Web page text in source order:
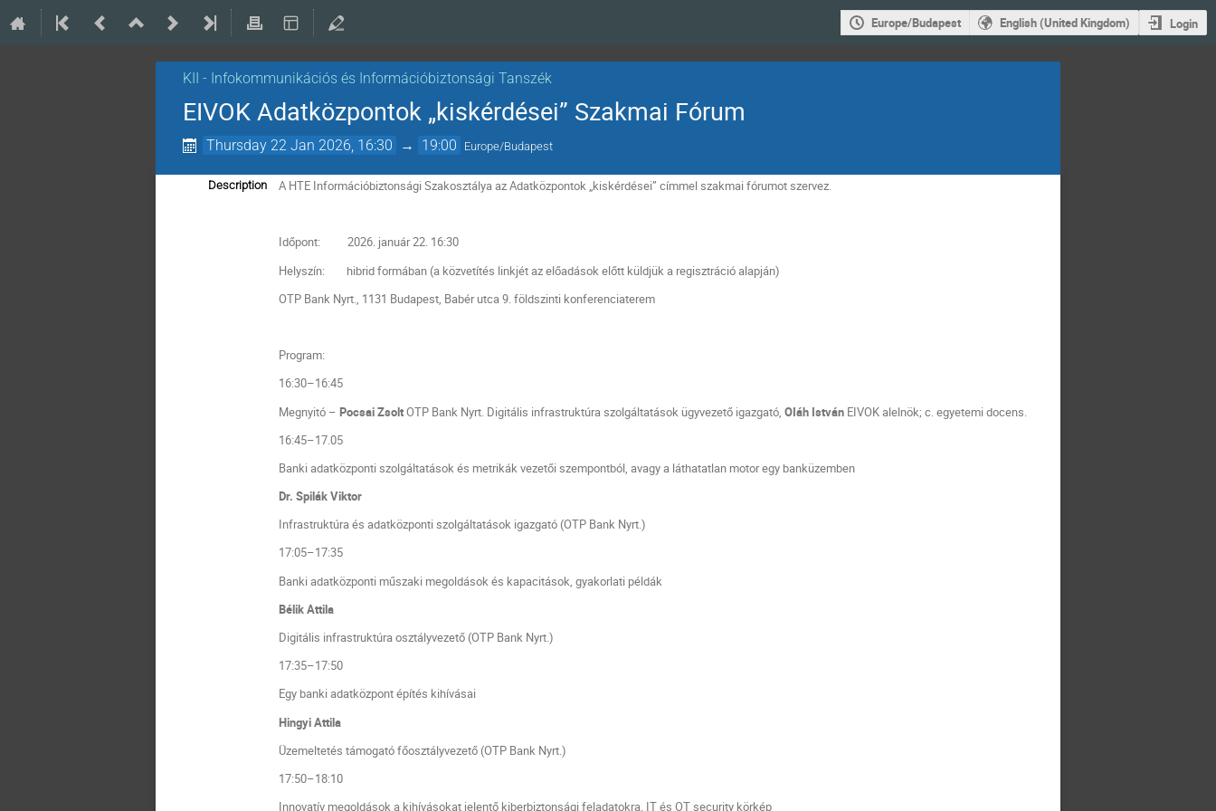
Europe/Budapest English (United Kingdom) Login
KII - Infokommunikációs és Információbiztonsági Tanszék
EIVOK Adatközpontok „kiskérdései” Szakmai Fórum
Thursday 22 Jan 2026, 16:30 → 19:00 Europe/Budapest
Description A HTE Információbiztonsági Szakosztálya az Adatközpontok „kiskérdései” címmel szakmai fórumot szervez.
Időpont: 2026. január 22. 16:30
Helyszín: hibrid formában (a közvetítés linkjét az előadások előtt küldjük a regisztráció alapján)
OTP Bank Nyrt., 1131 Budapest, Babér utca 9. földszinti konferenciaterem
Program:
16:30–16:45
Megnyitó –Pocsai ZsoltOTP Bank Nyrt. Digitális infrastruktúra szolgáltatások ügyvezető igazgató,OIáh István EIVOK alelnök; c. egyetemi docens.
16:45–17.05
Banki adatközponti szolgáltatások és metrikák vezetői szempontból, avagy a láthatatlan motor egy banküzemben
Dr. Spilák Viktor
Infrastruktúra és adatközponti szolgáltatások igazgató (OTP Bank Nyrt.)
17:05–17:35
Banki adatközponti műszaki megoldások és kapacitások, gyakorlati példák
Bélik Attila
Digitális infrastruktúra osztályvezető (OTP Bank Nyrt.)
17:35–17:50
Egy banki adatközpont építés kihívásai
Hingyi Attila
Üzemeltetés támogató főosztályvezető (OTP Bank Nyrt.)
17:50–18:10
Innovatív megoldások a kihívásokat jelentő kiberbiztonsági feladatokra, IT és OT security körkép